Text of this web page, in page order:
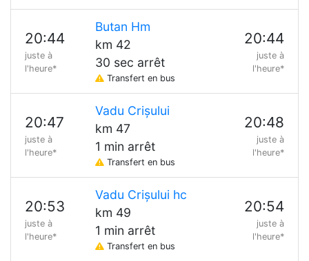
20:44
juste à
l'heure*
Butan Hm
km 42
30 sec arrêt
Transfert en bus
20:44
juste à
l'heure*
20:47
juste à
l'heure*
Vadu Crișului
km 47
1 min arrêt
Transfert en bus
20:48
juste à
l'heure*
20:53
juste à
l'heure*
Vadu Crișului hc
km 49
1 min arrêt
Transfert en bus
20:54
juste à
l'heure*